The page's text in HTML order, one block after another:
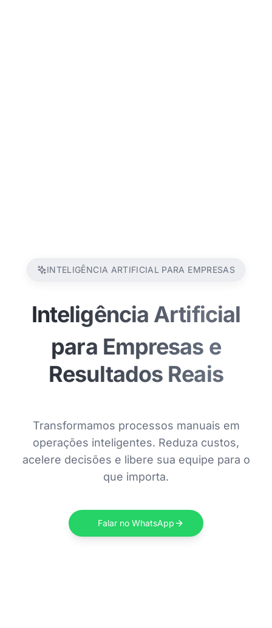
INTELIGÊNCIA ARTIFICIAL PARA EMPRESAS
Inteligência Artificial
para Empresas e
Resultados Reais
Transformamos processos manuais em
operações inteligentes. Reduza custos,
acelere decisões e libere sua equipe para o
que importa.
Falar no WhatsApp